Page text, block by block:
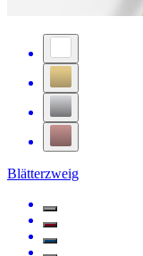
Blätterzweig